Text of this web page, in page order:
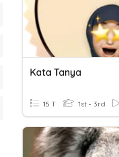
Kata Tanya
15 T 1st - 3rd